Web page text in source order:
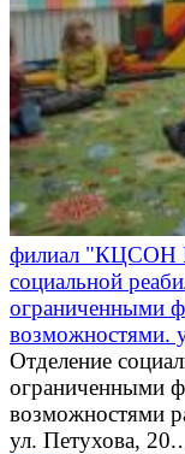
филиал "КЦСОН
социальной
ограниченными
возможностями.
Отделение
ограниченными
возможностями
ул. Петухова,